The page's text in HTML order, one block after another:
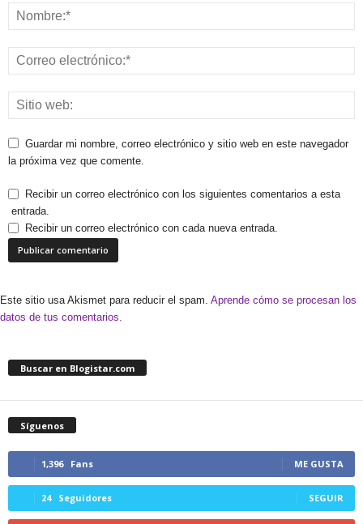
Guardar mi nombre, correo electrónico y sitio web en este navegador
la próxima vez que comente.
Recibir un correo electrónico con los siguientes comentarios a esta
entrada.
Recibir un correo electrónico con cada nueva entrada.
Este sitio usa Akismet para reducir el spam. Aprende cómo se procesan los
datos de tus comentarios.
Buscar en Blogistar.com
Síguenos
1,396 Fans ME GUSTA
24 Seguidores SEGUIR